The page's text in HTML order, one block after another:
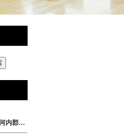
羽曳野市，富田林市，南河内郡，大阪 引越し, 大阪市 引越し, 大阪市24区 引越し, 不用品回収 大阪, 単身引越し 大阪, タワーマンション 引越し, IKEA家具 引越し